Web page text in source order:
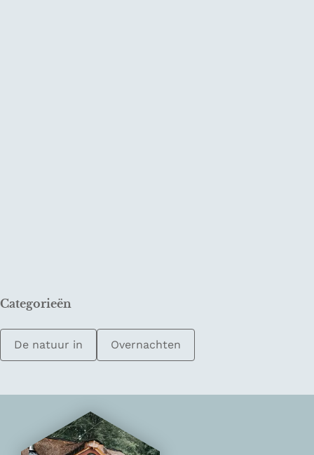
Categorieën
De natuur in Overnachten